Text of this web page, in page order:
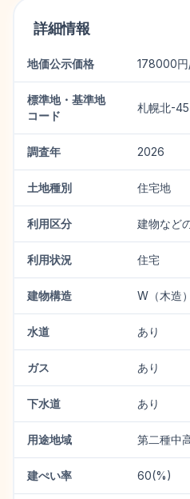
詳細情報
地価公示価格 178000円
標準地・基準地
コード
札幌北-45
調査年 2026
土地種別 住宅地
利用区分 建物など
利用状況 住宅
建物構造 W（木造）
水道 あり
ガス あり
下水道 あり
用途地域 第二種中
建ぺい率 60(%)